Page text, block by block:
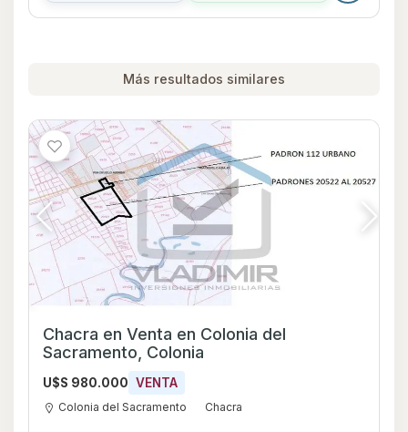
Más resultados similares
Chacra en Venta en Colonia del
Sacramento, Colonia
U$S 980.000 VENTA
Colonia del Sacramento Chacra